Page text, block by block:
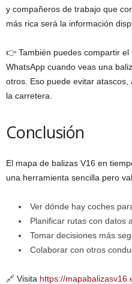
y compañeros de trabajo que
más rica será la información
👉 También puedes compartir
WhatsApp cuando veas una
otros. Eso puede evitar
la carretera.
Conclusión
El mapa de balizas V16 en
una herramienta sencilla pero
Ver dónde hay coches
Planificar rutas con datos
Tomar decisiones más
Colaborar con otros
🔗 Visita https://